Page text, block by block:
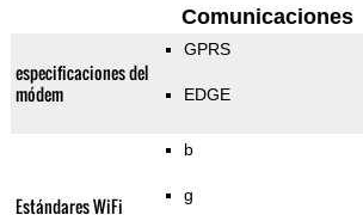
Comunicaciones
especificaciones del
módem
GPRS
EDGE
Estándares WiFi
b
g